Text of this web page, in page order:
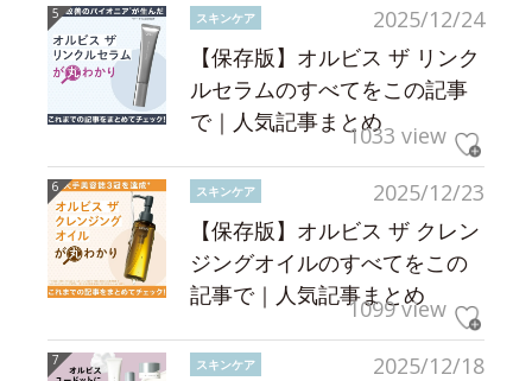
2025/12/24
スキンケア
【保存版】オルビス ザ リンク
ルセラムのすべてをこの記事
で｜人気記事まとめ1033 view
2025/12/23
スキンケア
【保存版】オルビス ザ クレン
ジングオイルのすべてをこの
記事で｜人気記事まとめ
1099 view
2025/12/18
スキンケア